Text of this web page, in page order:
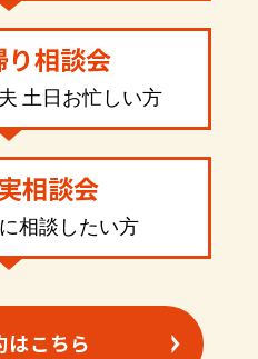
り相談会
土日お忙しい方
相談会
相談したい方
はこちら